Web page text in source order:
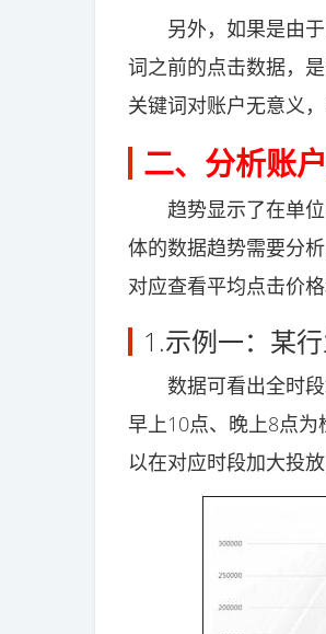
另外，如果是由于
词之前的点击数据，
关键词对账户无意义
二、分析账
趋势显示了在单位
体的数据趋势需要分
对应查看平均点击价格
1.示例一：某
数据可看出全时段
早上10点、晚上8点
以在对应时段加大投